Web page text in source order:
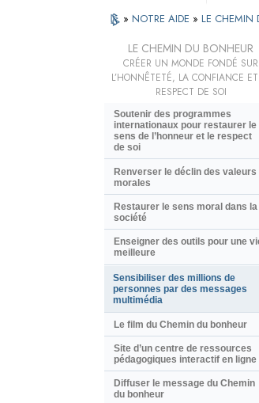
» NOTRE AIDE » LE CHEMIN
LE CHEMIN DU BONHEUR
CRÉER UN MONDE FONDÉ SUR
L’HONNÊTETÉ, LA CONFIANCE
RESPECT DE SOI
Soutenir des programmes
internationaux pour restaurer le
sens de l’honneur et le respect
de soi
Renverser le déclin des valeurs
morales
Restaurer le sens moral dans la
société
Enseigner des outils pour une
meilleure
Sensibiliser des millions de
personnes par des messages
multimédia
Le film du Chemin du bonheur
Site d’un centre de ressources
pédagogiques interactif en ligne
Diffuser le message du Chemin
du bonheur